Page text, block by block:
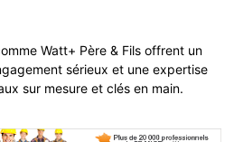
Watt+ Père & Fils offrent un
sérieux et une expertise
sur mesure et clés en main.